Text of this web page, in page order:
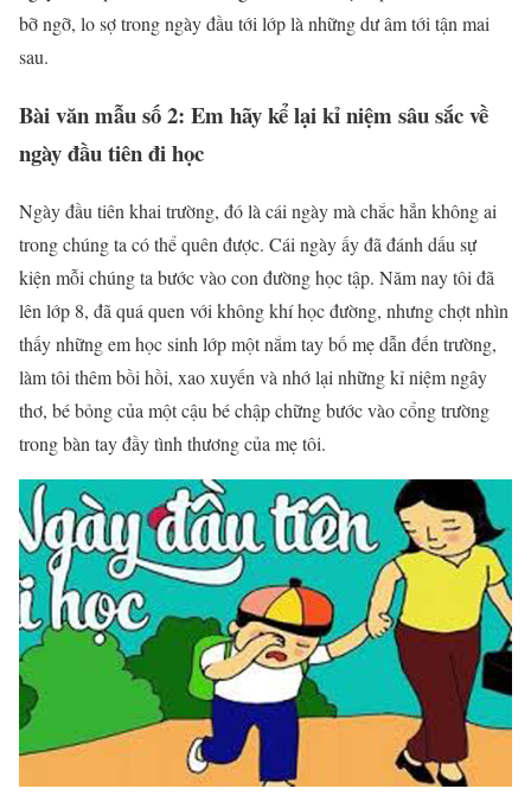
bỡ ngỡ, lo sợ trong ngày đầu tới lớp là những dư âm tới tận mai
sau.
Bài văn mẫu số 2: Em hãy kể lại kỉ niệm sâu sắc về
ngày đầu tiên đi học
Ngày đầu tiên khai trường, đó là cái ngày mà chắc hẳn không ai
trong chúng ta có thể quên được. Cái ngày ấy đã đánh dấu sự
kiện mỗi chúng ta bước vào con đường học tập. Năm nay tôi đã
lên lớp 8, đã quá quen với không khí học đường, nhưng chợt nhìn
thấy những em học sinh lớp một nắm tay bố mẹ dẫn đến trường,
làm tôi thêm bồi hồi, xao xuyến và nhớ lại những kỉ niệm ngây
thơ, bé bỏng của một cậu bé chập chững bước vào cổng trường
trong bàn tay đầy tình thương của mẹ tôi.